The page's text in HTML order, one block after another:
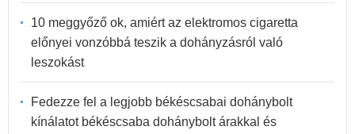
10 meggyőző ok, amiért az elektromos cigaretta
előnyei vonzóbbá teszik a dohányzásról való
leszokást
Fedezze fel a legjobb békéscsabai dohánybolt
kínálatot békéscsaba dohánybolt árakkal és